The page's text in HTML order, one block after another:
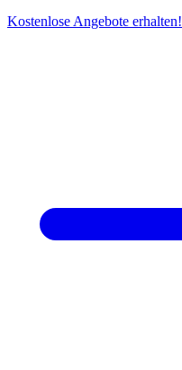
Kostenlose Angebote erhalten!